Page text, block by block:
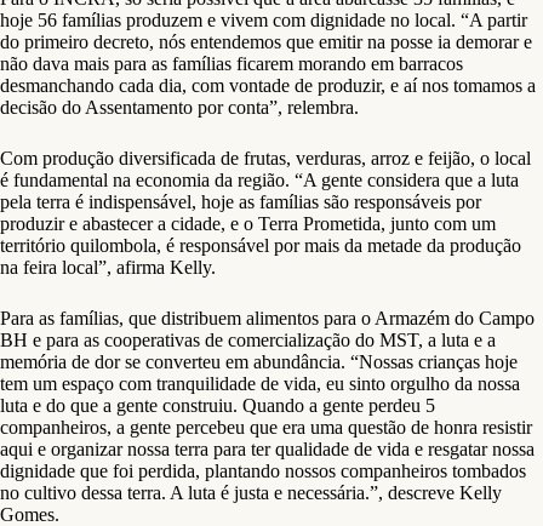
hoje 56 famílias produzem e vivem com dignidade no local. “A partir
do primeiro decreto, nós entendemos que emitir na posse ia demorar e
não dava mais para as famílias ficarem morando em barracos
desmanchando cada dia, com vontade de produzir, e aí nos tomamos a
decisão do Assentamento por conta”, relembra.
Com produção diversificada de frutas, verduras, arroz e feijão, o local
é fundamental na economia da região. “A gente considera que a luta
pela terra é indispensável, hoje as famílias são responsáveis por
produzir e abastecer a cidade, e o Terra Prometida, junto com um
território quilombola, é responsável por mais da metade da produção
na feira local”, afirma Kelly.
Para as famílias, que distribuem alimentos para o Armazém do Campo
BH e para as cooperativas de comercialização do MST, a luta e a
memória de dor se converteu em abundância. “Nossas crianças hoje
tem um espaço com tranquilidade de vida, eu sinto orgulho da nossa
luta e do que a gente construiu. Quando a gente perdeu 5
companheiros, a gente percebeu que era uma questão de honra resistir
aqui e organizar nossa terra para ter qualidade de vida e resgatar nossa
dignidade que foi perdida, plantando nossos companheiros tombados
no cultivo dessa terra. A luta é justa e necessária.”, descreve Kelly
Gomes.